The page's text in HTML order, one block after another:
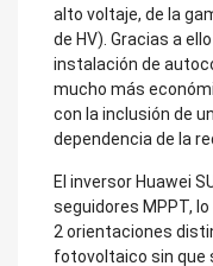
alto voltaje, de la
de HV). Gracias a
instalación de
mucho más
con la inclusión de
dependencia de la
El inversor Huawei
seguidores MPPT,
2 orientaciones
fotovoltaico sin que